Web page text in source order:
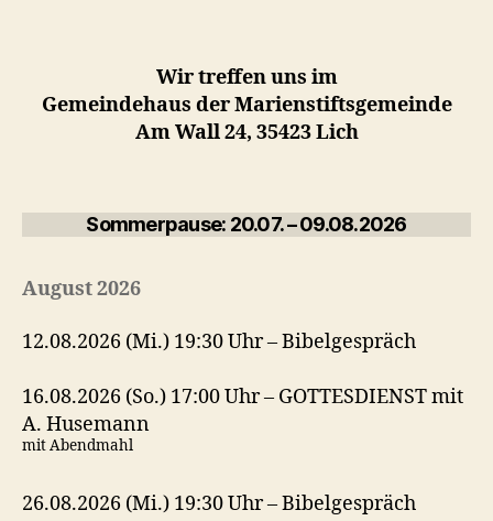
Wir treffen uns im
Gemeindehaus der Marienstiftsgemeinde
Am Wall 24, 35423 Lich
Sommerpause: 20.07. – 09.08.2026
August 2026
12.08.2026 (Mi.) 19:30 Uhr – Bibelgespräch
16.08.2026 (So.) 17:00 Uhr – GOTTESDIENST mit
A. Husemann
mit Abendmahl
26.08.2026 (Mi.) 19:30 Uhr – Bibelgespräch